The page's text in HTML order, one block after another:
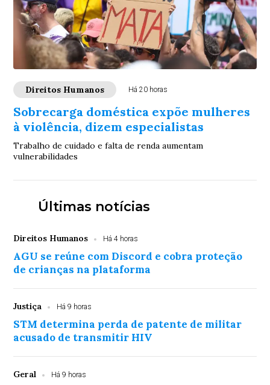
Direitos Humanos Há 20 horas
Sobrecarga doméstica expõe mulheres
à violência, dizem especialistas
Trabalho de cuidado e falta de renda aumentam
vulnerabilidades
Últimas notícias
Direitos Humanos Há 4 horas
AGU se reúne com Discord e cobra proteção
de crianças na plataforma
Justiça Há 9 horas
STM determina perda de patente de militar
acusado de transmitir HIV
Geral Há 9 horas